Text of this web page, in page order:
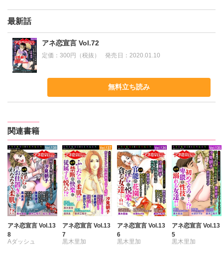
最新話
アネ恋宣言 Vol.72
定価：300円（税抜） 発売日： 2020.01.10
無料立ち読み
関連書籍
アネ恋宣言 Vol.13
8
Aダッシュ
アネ恋宣言 Vol.13
7
黒木里加
アネ恋宣言 Vol.13
6
黒木里加
アネ恋宣言 Vol.13
5
黒木里加